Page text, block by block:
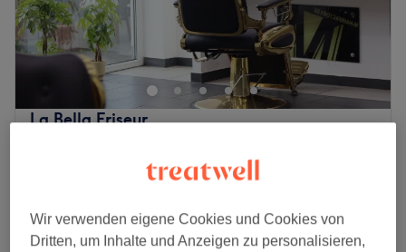
La Bella Friseur
Schöneweide, Berlin
Auf Karte anzeigen
Damen - Waschen & Föhnen
25 Min. - 35 Min.
Spare bis zu 15%
Wir verwenden eigene Cookies und Cookies von
Dritten, um Inhalte und Anzeigen zu personalisieren,